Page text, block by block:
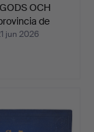
OCH
de
jun 2026